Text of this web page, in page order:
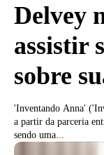
Delvey
assistir
sobre
'Inventando Anna'
a partir da parceria
sendo uma...